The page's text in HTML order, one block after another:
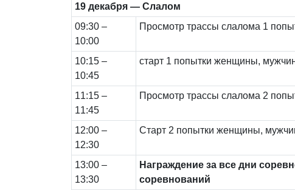
19 декабря — Слалом
09:30 –
10:00
Просмотр трассы слалома 1
10:15 –
10:45
старт 1 попытки женщины,
11:15 –
11:45
Просмотр трассы слалома 2
12:00 –
12:30
Старт 2 попытки женщины,
13:00 –
13:30
Награждение за все дни
соревнований